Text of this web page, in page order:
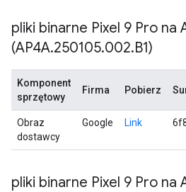
pliki binarne Pixel 9 Pro na
(AP4A.250105.002.B1)
Komponent
sprzętowy
Firma Pobierz
Obraz
dostawcy
Google Link
pliki binarne Pixel 9 Pro na